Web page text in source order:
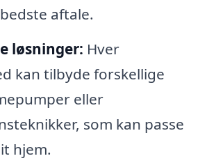
aftale.
løsninger: Hver
kan tilbyde forskellige
eller
som kan passe
hjem.